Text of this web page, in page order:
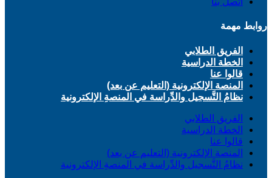
روابط مهمة
الفريق الطلابي
الخطة الدراسية
قالوا عنا
المنصة الإلكترونية (التعليم عن بعد)
نظامُ التَّسجيل والدِّراسة في المنصةِ الإلكترونية
الفريق الطلابي
الخطة الدراسية
قالوا عنا
المنصة الإلكترونية (التعليم عن بعد)
نظامُ التَّسجيل والدِّراسة في المنصةِ الإلكترونية